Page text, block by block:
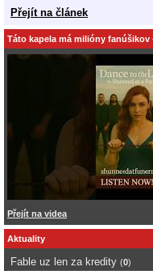
Přejít na článek
Táto kapela má milióny fanúšikov
Přejít na videa
Aktuality
Fable uz len za kredity (0)